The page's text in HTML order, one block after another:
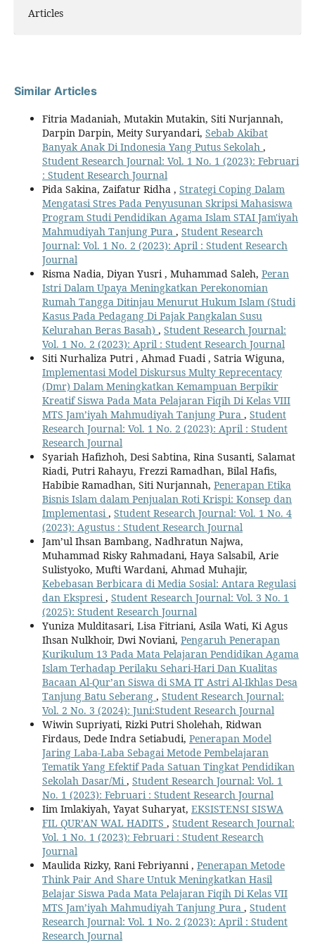
Articles
Similar Articles
Fitria Madaniah, Mutakin Mutakin, Siti Nurjannah,
Darpin Darpin, Meity Suryandari, Sebab Akibat
Banyak Anak Di Indonesia Yang Putus Sekolah ,
Student Research Journal: Vol. 1 No. 1 (2023): Februari
: Student Research Journal
Pida Sakina, Zaifatur Ridha , Strategi Coping Dalam
Mengatasi Stres Pada Penyusunan Skripsi Mahasiswa
Program Studi Pendidikan Agama Islam STAI Jam'iyah
Mahmudiyah Tanjung Pura , Student Research
Journal: Vol. 1 No. 2 (2023): April : Student Research
Journal
Risma Nadia, Diyan Yusri , Muhammad Saleh, Peran
Istri Dalam Upaya Meningkatkan Perekonomian
Rumah Tangga Ditinjau Menurut Hukum Islam (Studi
Kasus Pada Pedagang Di Pajak Pangkalan Susu
Kelurahan Beras Basah) , Student Research Journal:
Vol. 1 No. 2 (2023): April : Student Research Journal
Siti Nurhaliza Putri , Ahmad Fuadi , Satria Wiguna,
Implementasi Model Diskursus Multy Reprecentacy
(Dmr) Dalam Meningkatkan Kemampuan Berpikir
Kreatif Siswa Pada Mata Pelajaran Fiqih Di Kelas VIII
MTS Jam’iyah Mahmudiyah Tanjung Pura , Student
Research Journal: Vol. 1 No. 2 (2023): April : Student
Research Journal
Syariah Hafizhoh, Desi Sabtina, Rina Susanti, Salamat
Riadi, Putri Rahayu, Frezzi Ramadhan, Bilal Hafis,
Habibie Ramadhan, Siti Nurjannah, Penerapan Etika
Bisnis Islam dalam Penjualan Roti Krispi: Konsep dan
Implementasi, Student Research Journal: Vol. 1 No. 4
(2023): Agustus : Student Research Journal
Jam’ul Ihsan Bambang, Nadhratun Najwa,
Muhammad Risky Rahmadani, Haya Salsabil, Arie
Sulistyoko, Mufti Wardani, Ahmad Muhajir,
Kebebasan Berbicara di Media Sosial: Antara Regulasi
dan Ekspresi, Student Research Journal: Vol. 3 No. 1
(2025): Student Research Journal
Yuniza Mulditasari, Lisa Fitriani, Asila Wati, Ki Agus
Ihsan Nulkhoir, Dwi Noviani, Pengaruh Penerapan
Kurikulum 13 Pada Mata Pelajaran Pendidikan Agama
Islam Terhadap Perilaku Sehari-Hari Dan Kualitas
Bacaan Al-Qur’an Siswa di SMA IT Astri Al-Ikhlas Desa
Tanjung Batu Seberang , Student Research Journal:
Vol. 2 No. 3 (2024): Juni:Student Research Journal
Wiwin Supriyati, Rizki Putri Sholehah, Ridwan
Firdaus, Dede Indra Setiabudi, Penerapan Model
Jaring Laba-Laba Sebagai Metode Pembelajaran
Tematik Yang Efektif Pada Satuan Tingkat Pendidikan
Sekolah Dasar/Mi, Student Research Journal: Vol. 1
No. 1 (2023): Februari : Student Research Journal
Iim Imlakiyah, Yayat Suharyat, EKSISTENSI SISWA
FIL QUR’AN WAL HADITS , Student Research Journal:
Vol. 1 No. 1 (2023): Februari : Student Research
Journal
Maulida Rizky, Rani Febriyanni , Penerapan Metode
Think Pair And Share Untuk Meningkatkan Hasil
Belajar Siswa Pada Mata Pelajaran Fiqih Di Kelas VII
MTS Jam’iyah Mahmudiyah Tanjung Pura , Student
Research Journal: Vol. 1 No. 2 (2023): April : Student
Research Journal